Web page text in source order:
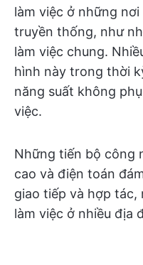
làm việc ở những
truyền thống, như
làm việc chung.
hình này trong thời
năng suất không
việc.
Những tiến bộ công
cao và điện toán
giao tiếp và hợp tác,
làm việc ở nhiều địa